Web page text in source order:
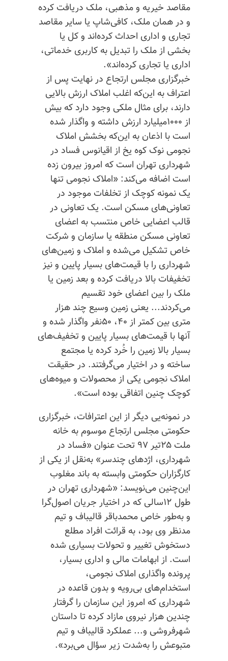
مقاصد خیریه و مذهبی، ملک دریافت کرده
و در همان ملک، کافی‌شاپ یا سایر مقاصد
تجاری و اداری احداث کرده‌اند و کل یا
بخشی از ملک را تبدیل به کاربری خدماتی،
اداری یا تجاری کرده‌اند».
خبرگزاری مجلس ارتجاع در نهایت پس از
اعتراف به این‌که اغلب املاک ارزش بالایی
دارند، برای مثال ملکی وجود دارد که بیش
از ۱۰۰۰میلیارد ارزش داشته و واگذار شده
است با اذعان به این‌که بخشش املاک
نجومی نوک کوه یخ از اقیانوس فساد در
شهرداری تهران است که امروز بیرون زده
است اضافه می‌کند: «املاک نجومی تنها
یک نمونه کوچک از تخلفات موجود در
تعاونی‌های مسکن است. یک تعاونی در
قالب اعضایی خاص منتسب به اعضای
تعاونی مسکن منطقه یا سازمان و شرکت
خاص تشکیل می‌شده و املاک و زمین‌های
شهرداری را با قیمت‌های بسیار پایین و نیز
تخفیفات بالا دریافت کرده و‌ بعد زمین یا
ملک را بین اعضای خود تقسیم
می‌کردند... یعنی زمین وسیع چند هزار
متری بین کمتر از ۴۰، ۵۰نفر واگذار شده و
آنها با قیمت‌های بسیار پایین و تخفیف‌های
بسیار بالا زمین را خُرد کرده یا مجتمع
ساخته و در اختیار می‌گرفتند. در حقیقت
املاک نجومی یکی از محصولات و میوه‌های
کوچک چنین اتفاقی بوده است».
در نمونه‌‌یی دیگر از این اعترافات، خبرگزاری
حکومتی مجلس ارتجاع موسوم به خانه
ملت ۲۵تیر ۹۷ تحت عنوان «فساد در
شهرداری، اژدهای چندسر» به‌نقل از یکی از
کارگزاران حکومتی وابسته به باند مغلوب
این‌چنین می‌نویسد: «شهرداری تهران در
طول ۱۲سالی که در اختیار جریان اصول‌گرا
و به‌طور خاص محمدباقر قالیباف و تیم
مدنظر وی بود، به قرائت افراد مطلع
دستخوش تغییر و تحولات بسیاری شده
است. از ابهامات مالی و اداری بسیار،
پرونده واگذاری املاک نجومی،
استخدام‌های بی‌رویه و بدون قاعده در
شهرداری که امروز این سازمان را گرفتار
چندین هزار نیروی مازاد کرده تا داستان
شهرفروشی و... عملکرد قالیباف و تیم
متبوعش را به‌شدت زیر سؤال می‌برد».